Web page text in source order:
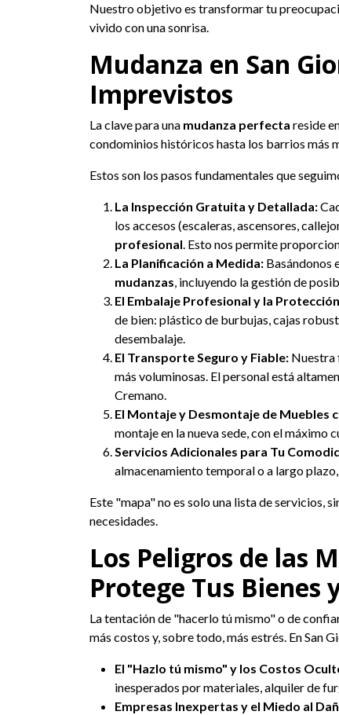
Nuestro objetivo es transformar tu
vivido con una sonrisa.
Mudanza en San
Imprevistos
La clave para una mudanza perfecta reside
condominios históricos hasta los barrios más
Estos son los pasos fundamentales que
La Inspección Gratuita y Detallada:
los accesos (escaleras, ascensores,
profesional. Esto nos permite
La Planificación a Medida: Basándonos
mudanzas, incluyendo la gestión de
El Embalaje Profesional y la
de bien: plástico de burbujas, cajas
desembalaje.
El Transporte Seguro y Fiable: Nuestra
más voluminosas. El personal está
Cremano.
El Montaje y Desmontaje de Muebles
montaje en la nueva sede, con el máximo
Servicios Adicionales para Tu
almacenamiento temporal o a largo
Este "mapa" no es solo una lista de servicios,
necesidades.
Los Peligros de las
Protege Tus Bienes
La tentación de "hacerlo tú mismo" o de
más costos y, sobre todo, más estrés. En San
El "Hazlo tú mismo" y los Costos
inesperados por materiales, alquiler de
Empresas Inexpertas y el Miedo al